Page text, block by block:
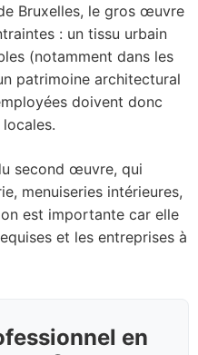
Bruxelles, le gros œuvre
: un tissu urbain
(notamment dans les
patrimoine architectural
doivent donc
second œuvre, qui
menuiseries intérieures,
est importante car elle
et les entreprises à
en